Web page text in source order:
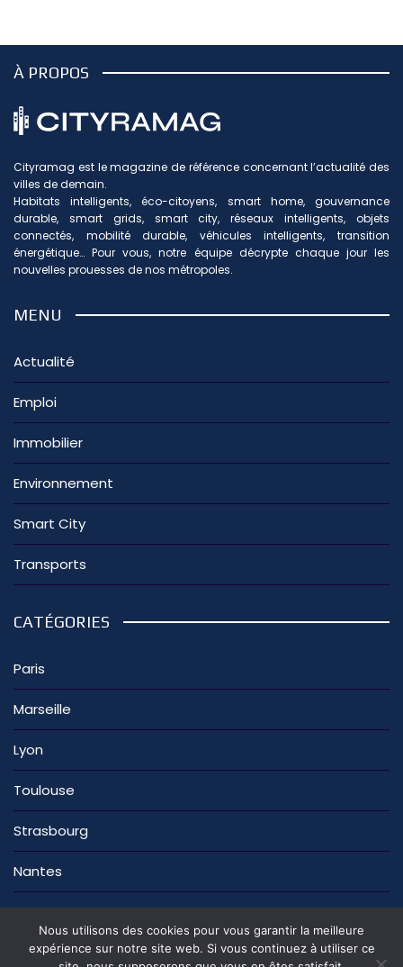
À PROPOS
Cityramag est le magazine de référence concernant l’actualité des
villes de demain.
Habitats intelligents, éco-citoyens, smart home, gouvernance
durable, smart grids, smart city, réseaux intelligents, objets
connectés, mobilité durable, véhicules intelligents, transition
énergétique… Pour vous, notre équipe décrypte chaque jour les
nouvelles prouesses de nos métropoles.
MENU
Actualité
Emploi
Immobilier
Environnement
Smart City
Transports
CATÉGORIES
Paris
Marseille
Lyon
Toulouse
Strasbourg
Nantes
Nous utilisons des cookies pour vous garantir la meilleure
expérience sur notre site web. Si vous continuez à utiliser ce